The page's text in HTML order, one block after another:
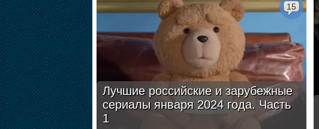
Лучшие российские и зарубежные
сериалы января 2024 года. Часть
1
15